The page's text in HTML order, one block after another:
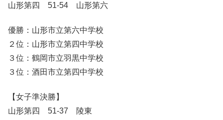
山形第四 51-54 山形第六
優勝：山形市立第六中学校
２位：山形市立第四中学校
３位：鶴岡市立羽黒中学校
３位：酒田市立第四中学校
【女子準決勝】
山形第四 51-37 陵東